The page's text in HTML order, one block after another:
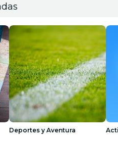
Deportes y Aventura